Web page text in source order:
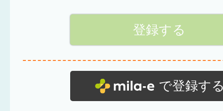
で登録す